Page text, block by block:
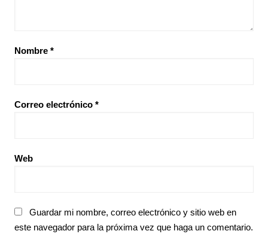
Nombre *
Correo electrónico *
Web
Guardar mi nombre, correo electrónico y sitio web en
este navegador para la próxima vez que haga un comentario.